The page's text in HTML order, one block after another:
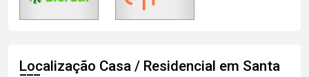
Localização Casa / Residencial em Santa